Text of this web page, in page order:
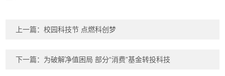
上一篇：校园科技节 点燃科创梦
下一篇： 为破解净值困局 部分“消费”基金转投科技